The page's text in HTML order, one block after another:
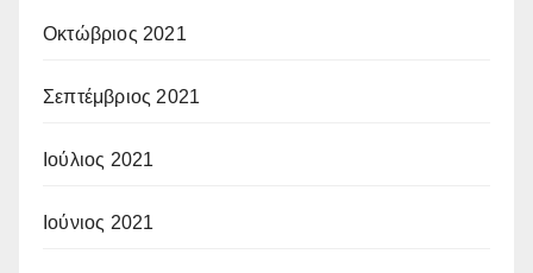
Οκτώβριος 2021
Σεπτέμβριος 2021
Ιούλιος 2021
Ιούνιος 2021